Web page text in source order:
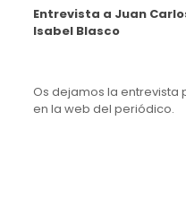
Entrevista a Juan
Isabel Blasco
Os dejamos la
en la web del periódico.